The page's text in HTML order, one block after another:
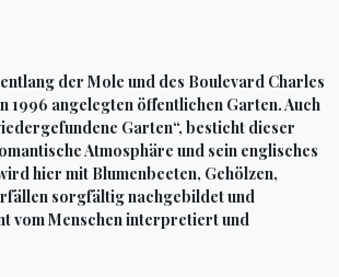
der Mole und des Boulevard Charles
1996 angelegten öffentlichen Garten. Auch
Garten“, besticht dieser
Atmosphäre und sein englisches
hier mit Blumenbeeten, Gehölzen,
sorgfältig nachgebildet und
vom Menschen interpretiert und